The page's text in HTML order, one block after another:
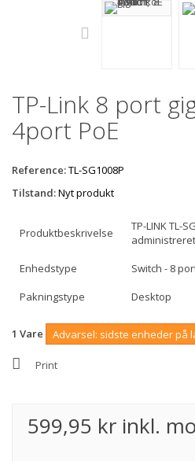
TP-Link 8 port
4port PoE
Reference:TL-SG1008P
Tilstand:Nyt produkt
Produktbeskrivelse
TP-LINK TL-
Enhedstype
Switch - 8
Pakningstype
Desktop
1 Vare Advarsel: sidste enheder på
Print
599,95 kr inkl.